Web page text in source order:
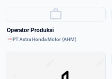
work
Operator Produksi
PT Astra Honda Motor (AHM)